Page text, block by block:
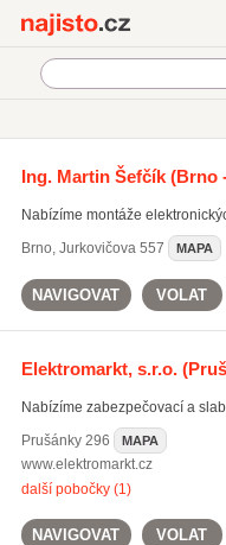
Služby pro firmy
Elektronická ochrana
Ing. Martin Šefčík(Brno
Nabízíme montáže
Brno, Jurkovičova 557 MAPA
NAVIGOVAT VOLAT
Elektromarkt, s.r.o.
Nabízíme zabezpečovací a
Prušánky296 MAPA
www.elektromarkt.cz
další pobočky (1)
NAVIGOVAT VOLAT